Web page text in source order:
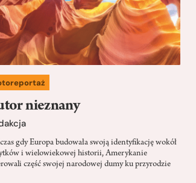
nieznany
gdy Europa budowała swoją identyfikację wokół
i wielowiekowej historii, Amerykanie
część swojej narodowej dumy ku przyrodzie